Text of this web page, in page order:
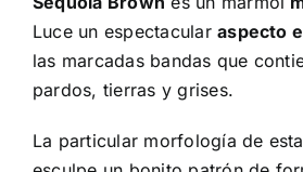
Luce un espectacularaspecto
las marcadas bandas que
pardos, tierras y grises.
La particular morfología de